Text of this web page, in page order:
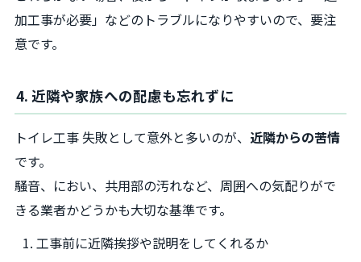
加工事が必要」などのトラブルになりやすいので、要注
意です。
4. 近隣や家族への配慮も忘れずに
トイレ工事 失敗として意外と多いのが、 近隣からの苦情
です。
騒音、におい、共用部の汚れなど、周囲への気配りがで
きる業者かどうかも大切な基準です。
工事前に近隣挨拶や説明をしてくれるか